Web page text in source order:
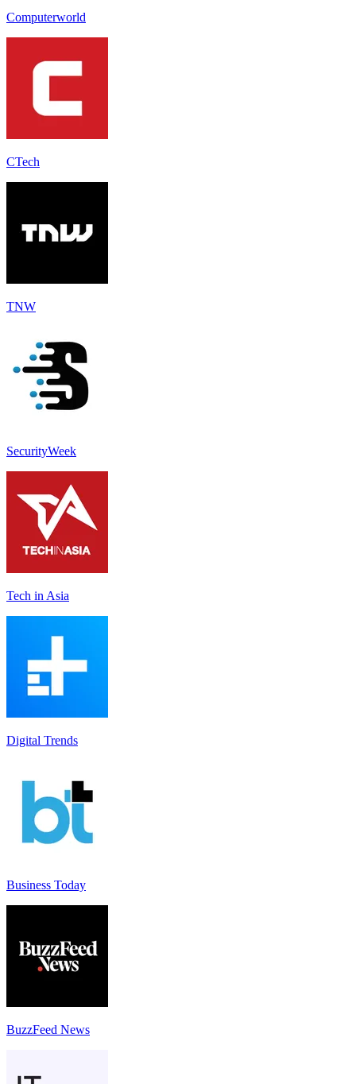
Computerworld
CTech
TNW
SecurityWeek
Tech in Asia
Digital Trends
Business Today
BuzzFeed News